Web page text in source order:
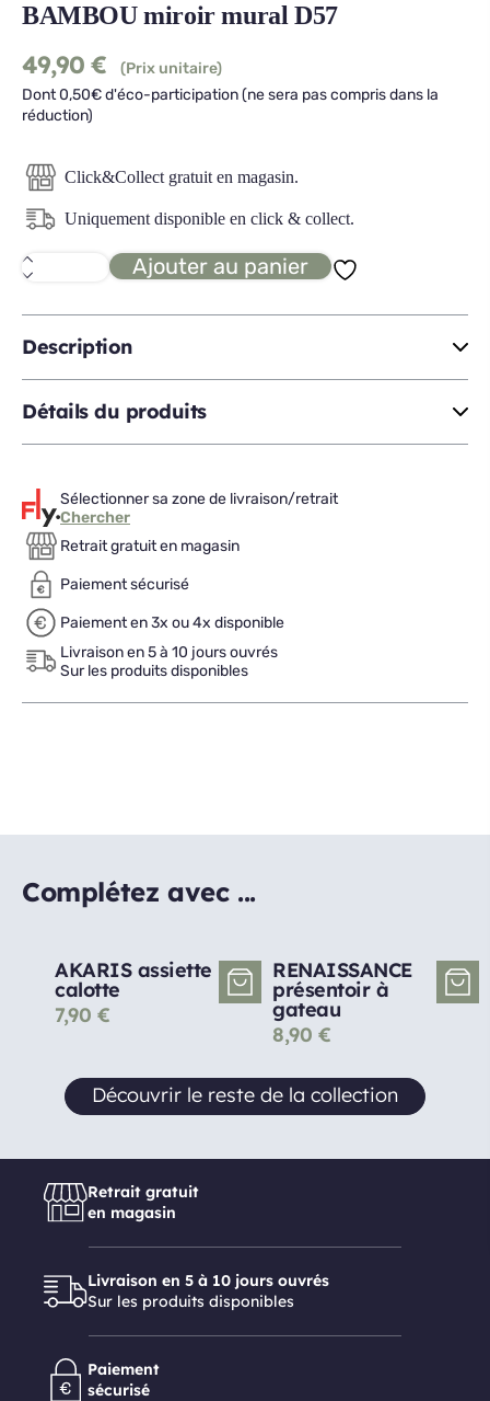
BAMBOU miroir mural D57
49,90 €
(Prix unitaire)
Dont 0,50€ d'éco-participation (ne sera pas compris dans la
réduction)
Click&Collect gratuit en magasin.
Uniquement disponible en click & collect.
quantité
de
miroir
mural
D57
Ajouter au panier
Description
Détails du produits
Sélectionner sa zone de livraison/retrait
Chercher
Retrait gratuit en magasin
Paiement sécurisé
Paiement en 3x ou 4x disponible
Livraison en 5 à 10 jours ouvrés
Sur les produits disponibles
Complétez avec ...
AKARIS assiette
calotte
7,90 €
RENAISSANCE
présentoir à
gateau
8,90 €
Découvrir le reste de la collection
Retrait gratuit
en magasin
Livraison en 5 à 10 jours ouvrés
Sur les produits disponibles
Paiement
sécurisé